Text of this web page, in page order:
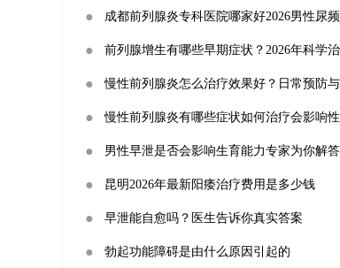
● 成都前列腺炎专科医院哪家好2026男性尿
● 前列腺增生有哪些早期症状？2026年科学
● 慢性前列腺炎怎么治疗效果好？日常预防
● 慢性前列腺炎有哪些症状如何治疗会影响
● 男性早泄是否会影响生育能力专家为你解答
● 昆明2026年最新阳痿治疗费用是多少钱
● 早泄能自愈吗？医生告诉你真实答案
● 勃起功能障碍是由什么原因引起的